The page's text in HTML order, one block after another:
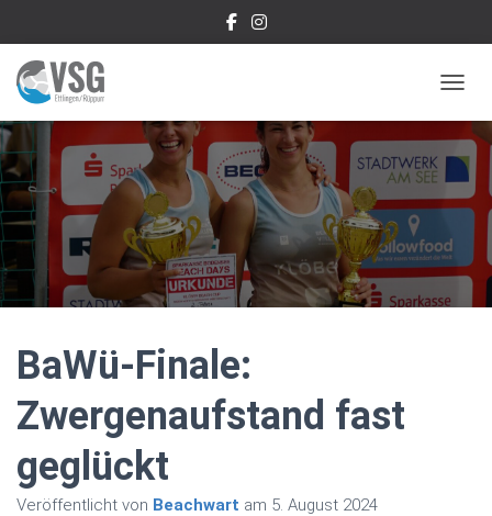
BaWü-Finale:
Zwergenaufstand fast
geglückt
Veröffentlicht von Beachwart am 5. August 2024